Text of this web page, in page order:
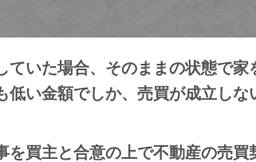
ていた場合、そのままの状態で家
低い金額でしか、売買が成立しな
を買主と合意の上で不動産の売買